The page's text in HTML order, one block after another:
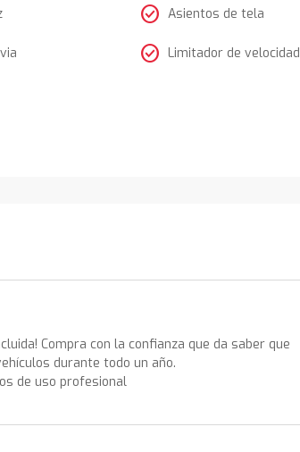
check_circle Asientos de tela
check_circle Limitador de velocidad
Compra con la confianza que da saber que
durante todo un año.
de uso profesional